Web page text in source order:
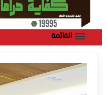
القائمة